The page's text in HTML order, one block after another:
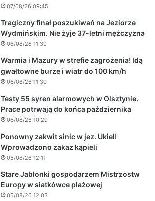
07/08/26 09:45
Tragiczny finał poszukiwań na Jeziorze
Wydmińskim. Nie żyje 37-letni mężczyzna
06/08/26 11:39
Warmia i Mazury w strefie zagrożenia! Idą
gwałtowne burze i wiatr do 100 km/h
06/08/26 11:30
Testy 55 syren alarmowych w Olsztynie.
Prace potrwają do końca października
06/08/26 10:20
Ponowny zakwit sinic w jez. Ukiel!
Wprowadzono zakaz kąpieli
05/08/26 12:11
Stare Jabłonki gospodarzem Mistrzostw
Europy w siatkówce plażowej
05/08/26 12:03